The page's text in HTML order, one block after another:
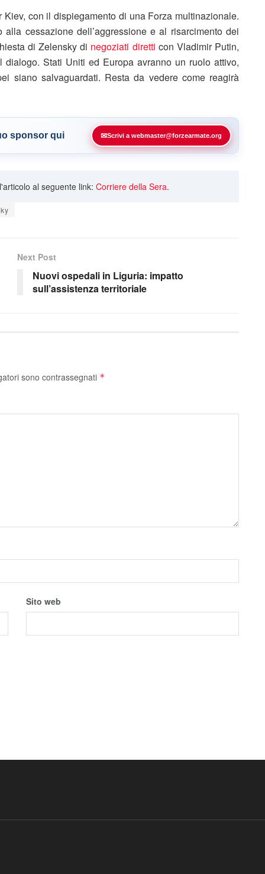
con il dispiegamento di una Forza multinazionale.
cessazione dell’aggressione e al risarcimento dei
di Zelensky di negoziati diretti con Vladimir Putin,
Stati Uniti ed Europa avranno un ruolo attivo,
siano salvaguardati. Resta da vedere come reagirà
sponsor qui ✉Scrivi a webmaster@forzearmate.org
al seguente link: Corriere della Sera.
Next Post
Nuovi ospedali in Liguria: impatto
sull’assistenza territoriale
sono contrassegnati *
Sito web